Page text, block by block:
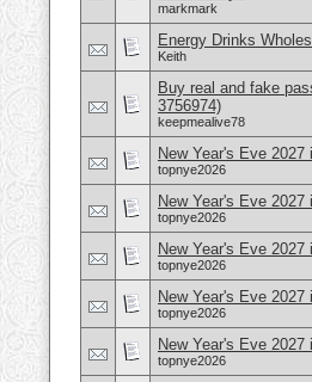
markmark
Energy Drinks
Keith
Buy real and fake
3756974)
keepmealive78
New Year's Eve
topnye2026
New Year's Eve
topnye2026
New Year's Eve
topnye2026
New Year's Eve
topnye2026
New Year's Eve
topnye2026